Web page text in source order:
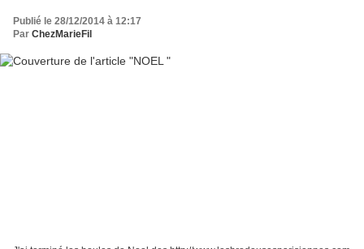
Publié le 28/12/2014 à 12:17
Par ChezMarieFil